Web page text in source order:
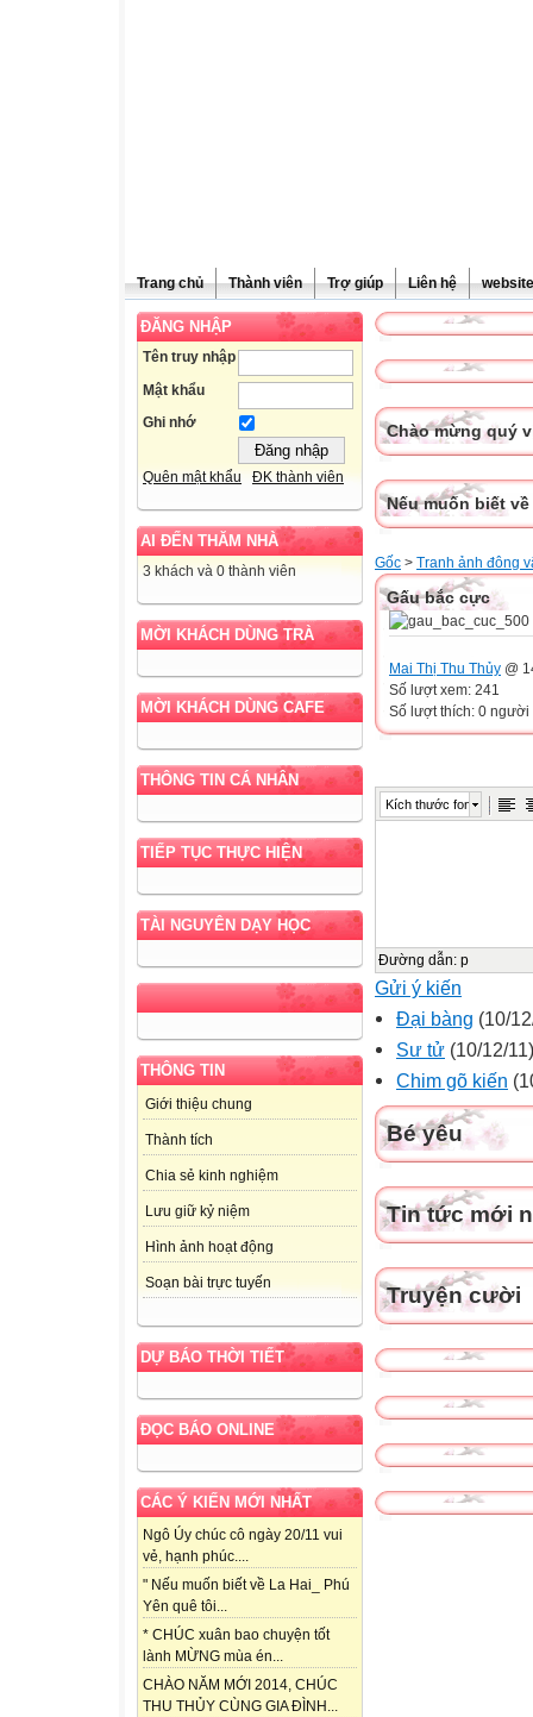
Trang chủ Thành viên Trợ giúp Liên hệ
ĐĂNG NHẬP
Tên truy nhập
Mật khẩu
Ghi nhớ
Quên mật khẩu ĐK thành viên
AI ĐẾN THĂM NHÀ
3 khách và 0 thành viên
MỜI KHÁCH DÙNG TRÀ
MỜI KHÁCH DÙNG CAFE
THÔNG TIN CÁ NHÂN
TIẾP TỤC THỰC HIỆN
TÀI NGUYÊN DẠY HỌC
THÔNG TIN
Giới thiệu chung
Thành tích
Chia sẻ kinh nghiệm
Lưu giữ kỷ niệm
Hình ảnh hoạt động
Soạn bài trực tuyến
DỰ BÁO THỜI TIẾT
ĐỌC BÁO ONLINE
CÁC Ý KIẾN MỚI NHẤT
Ngô Úy chúc cô ngày 20/11 vui
vẻ, hạnh phúc....
" Nếu muốn biết về La Hai_ Phú
Yên quê tôi...
* CHÚC xuân bao chuyện tốt
lành MỪNG mùa én...
CHÀO NĂM MỚI 2014, CHÚC
THU THỦY CÙNG GIA ĐÌNH...
Chào mừng quý
Nếu muốn biết
Gốc > Tranh ảnh đông
Gấu bắc cực
Mai Thị Thu Thủy @
Số lượt xem: 241
Số lượt thích: 0 người
Kích thước font
Đường dẫn: p
Gửi ý kiến
Đại bàng (10/
Sư tử (10/12/11)
Chim gõ kiến
Bé yêu
Tin tức mới
Truyện cười